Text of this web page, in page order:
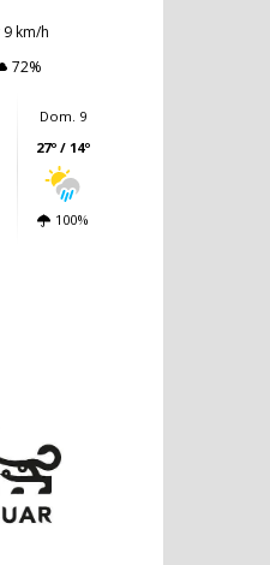
9 km/h
72%
Dom. 9
27º / 14º
100%